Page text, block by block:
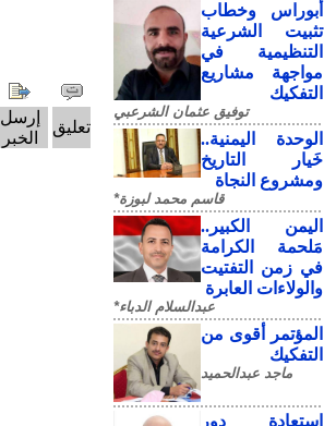
أبوراس وخطاب
تثبيت الشرعية
التنظيمية في
مواجهة مشاريع
التفكيك
توفيق عثمان الشرعبي
الوحدة اليمنية..
خَيار التاريخ
ومشروع النجاة
قاسم محمد لبوزة*
​اليمن الكبير..
مَلحمة الكرامة
في زمن التفتيت
والولاءات العابرة
عبدالسلام الدباء*
المؤتمر أقوى من
التفكيك
ماجد عبدالحميد
استعادة دور
تعليق
إرسل
الخبر